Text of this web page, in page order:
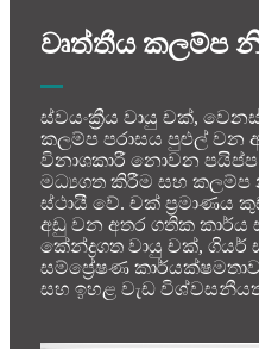
වෘත්තීය කලම්ප
ස්වයංක්‍රීය වායු චක්,
කලම්ප පරාසය පුළුල් වන
විනාශකාරී නොවන පයිප්ප
මධ්‍යගත කිරීම සහ කලම්ප
ස්ථායී වේ. චක් ප්‍රමාණය
අඩු වන අතර ගතික කාර්ය
කේන්ද්‍රගත වායු චක්, ගියර්
සම්ප්‍රේෂණ
සහ ඉහළ වැඩ